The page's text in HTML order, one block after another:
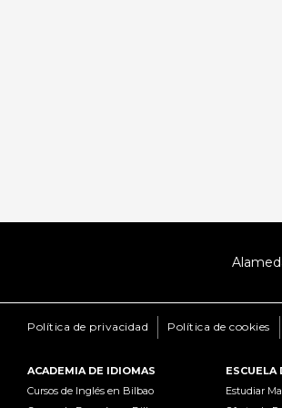
Política de privacidad Política de cookies
ACADEMIA DE IDIOMAS
Cursos de Inglés en Bilbao
ESCUELA
Estudiar